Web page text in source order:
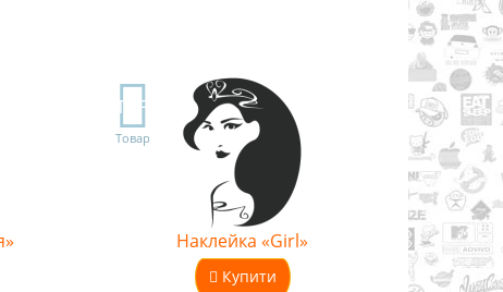
TOP
Товар
Наклейка «Girl»
Купити